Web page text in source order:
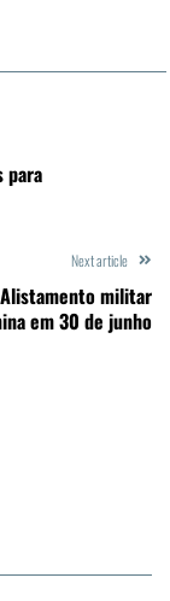
para
Next article
militar
em 30 de junho